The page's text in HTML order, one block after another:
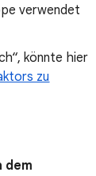
verwendet
könnte hier
zu
dem